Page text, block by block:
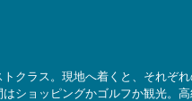
クラス。現地へ着くと、それぞ
はショッピングかゴルフか観光。